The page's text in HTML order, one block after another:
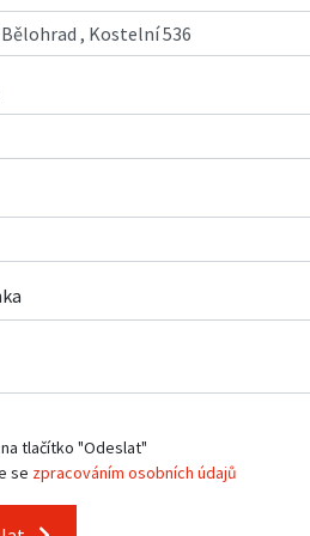
tlačítko "Odeslat"
se zpracováním osobních údajů